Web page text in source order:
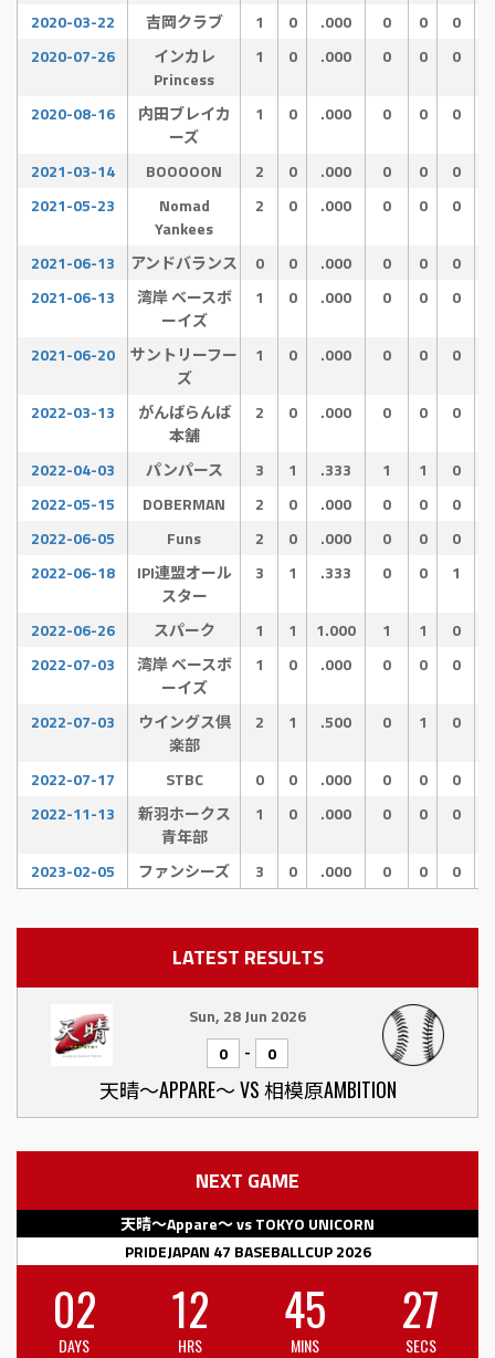
2020-03-22 吉岡クラブ 1 0 .000 0 0 0
2020-07-26
インカレ
Princess
1 0 .000 0 0 0
2020-08-16
内田ブレイカ
ーズ
1 0 .000 0 0 0
2021-03-14 BOOOOON 2 0 .000 0 0 0
2021-05-23
Nomad
Yankees
2 0 .000 0 0 0
2021-06-13 アンドバランス 0 0 .000 0 0 0
2021-06-13
湾岸 ベースボ
ーイズ
1 0 .000 0 0 0
2021-06-20
サントリーフー
ズ
1 0 .000 0 0 0
2022-03-13
がんばらんば
本舗
2 0 .000 0 0 0
2022-04-03 パンパース 3 1 .333 1 1 0
2022-05-15
DOBERMAN 2 0 .000 0 0 0
2022-06-05
Funs 2 0 .000 0 0 0
2022-06-18
IPI連盟オール
スター
3 1 .333 0 0 1
2022-06-26 スパーク 1 1 1.000 1 1 0
2022-07-03
湾岸 ベースボ
ーイズ
1 0 .000 0 0 0
2022-07-03
ウイングス倶
楽部
2 1 .500 0 1 0
2022-07-17 STBC 0 0 .000 0 0 0
2022-11-13
新羽ホークス
青年部
1 0 .000 0 0 0
2023-02-05 ファンシーズ 3 0 .000 0 0 0
LATEST RESULTS
Sun, 28 Jun 2026
0
- 0
天晴〜APPARE〜 VS 相模原AMBITION
NEXT GAME
天晴〜Appare〜 vs TOKYO UNICORN
PRIDEJAPAN 47 BASEBALLCUP 2026
02
DAYS
12
HRS
45
MINS
26
SECS